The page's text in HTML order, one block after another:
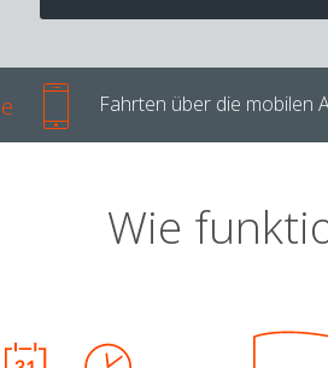
Fahrten über die mobilen
Wie